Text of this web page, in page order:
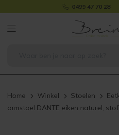
0499 47 70 28
Home Winkel Stoelen
armstoel DANTE eiken naturel,